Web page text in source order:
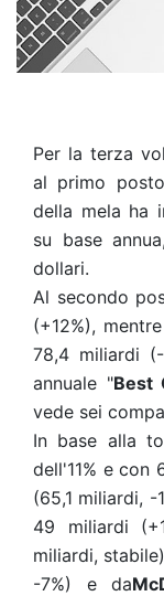
Per la terza
al primo
della mela ha
su base
dollari.
Al secondo
(+12%),
78,4 miliardi
annuale "Best
vede sei
In base alla
dell'11% e con
(65,1 miliardi,
49 miliardi
miliardi,
-7%) e da